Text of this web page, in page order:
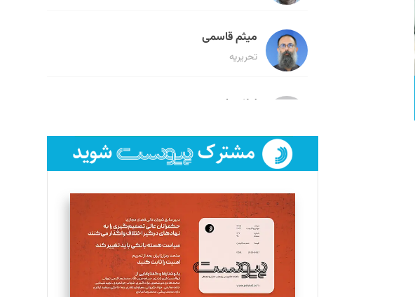
میثم قاسمی
تحریریه
لیلا حنارود
فائزه فتحی رستمی
تحریریه
سروش کرمیان
تحریریه